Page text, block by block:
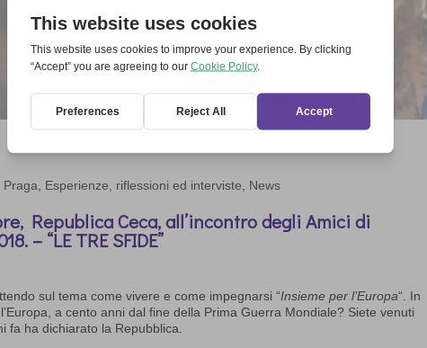
Praga Esperienze, riflessioni ed interviste News
Republica Ceca, all’incontro degli Amici di
– “LE TRE SFIDE”
sul tema come vivere e come impegnarsi “Insieme per l’Europa“. In
a cento anni dal fine della Prima Guerra Mondiale? Siete venuti
fa ha dichiarato la Repubblica.